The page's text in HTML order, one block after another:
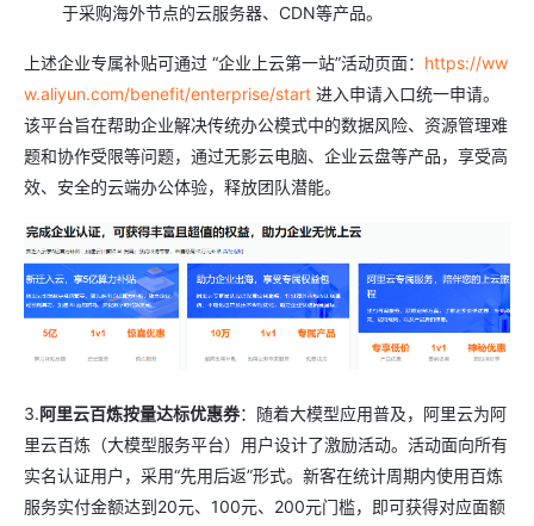
于采购海外节点的云服务器、CDN等产品。
上述企业专属补贴可通过 “企业上云第一站”活动页面： https://ww
w.aliyun.com/benefit/enterprise/start 进入申请入口统一申请。
该平台旨在帮助企业解决传统办公模式中的数据风险、资源管理难
题和协作受限等问题，通过无影云电脑、企业云盘等产品，享受高
效、安全的云端办公体验，释放团队潜能。
3.阿里云百炼按量达标优惠券：随着大模型应用普及，阿里云为阿
里云百炼（大模型服务平台）用户设计了激励活动。活动面向所有
实名认证用户，采用“先用后返”形式。新客在统计周期内使用百炼
服务实付金额达到20元、100元、200元门槛，即可获得对应面额